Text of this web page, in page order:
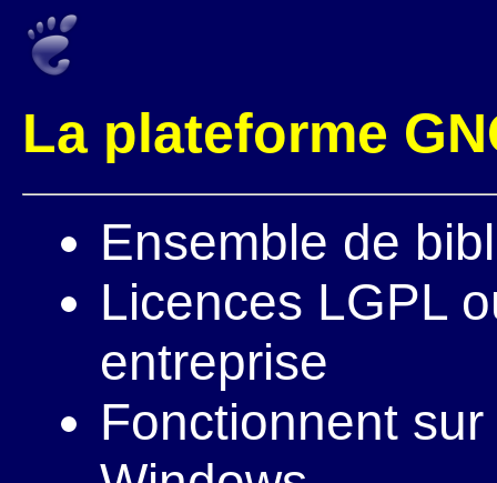
La plateforme
Ensemble de
Licences LGPL
entreprise
Fonctionnent